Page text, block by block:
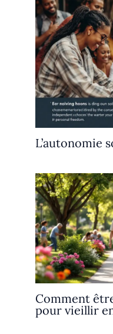
L’autonomie
Comment
pour vieillir